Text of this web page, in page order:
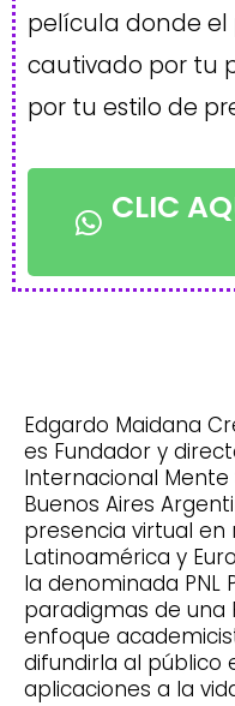
película donde
cautivado por tu
por tu estilo de
CLIC
Edgardo Maidana
es Fundador y
Internacional Mente
Buenos Aires
presencia virtual en
Latinoamérica y
la denominada PNL
paradigmas de una
enfoque
difundirla al público
aplicaciones a la